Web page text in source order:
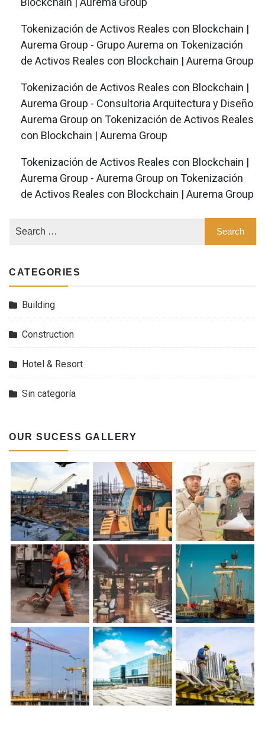
Tokenización de Activos Reales con Blockchain |
Aurema Group - Grupo Aurema on Tokenización
de Activos Reales con Blockchain | Aurema Group
Tokenización de Activos Reales con Blockchain |
Aurema Group - Consultoria Arquitectura y Diseño
Aurema Group on Tokenización de Activos Reales
con Blockchain | Aurema Group
Tokenización de Activos Reales con Blockchain |
Aurema Group - Aurema Group on Tokenización
de Activos Reales con Blockchain | Aurema Group
CATEGORIES
Building
Construction
Hotel & Resort
Sin categoría
OUR SUCESS GALLERY